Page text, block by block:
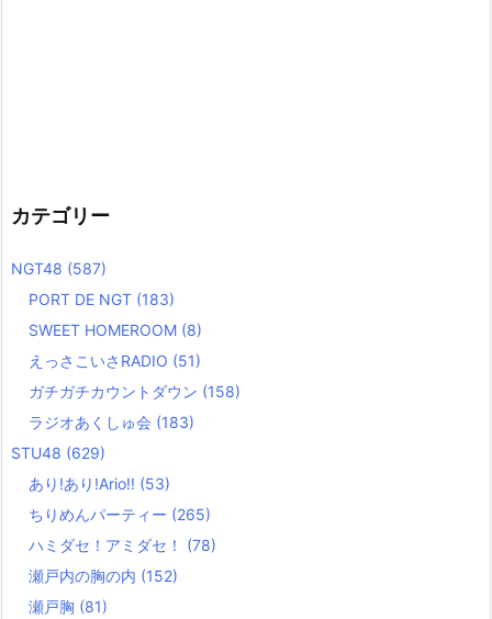
カテゴリー
NGT48 (587)
PORT DE NGT (183)
SWEET HOMEROOM (8)
えっさこいさRADIO (51)
ガチガチカウントダウン (158)
ラジオあくしゅ会 (183)
STU48 (629)
あり!あり!Ario!! (53)
ちりめんパーティー (265)
ハミダセ！アミダセ！ (78)
瀬戸内の胸の内 (152)
瀬戸胸 (81)